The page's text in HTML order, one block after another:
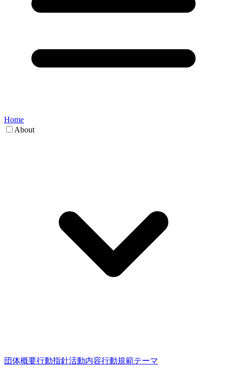
Home
About
団体概要行動指針活動内容行動規範テーマ